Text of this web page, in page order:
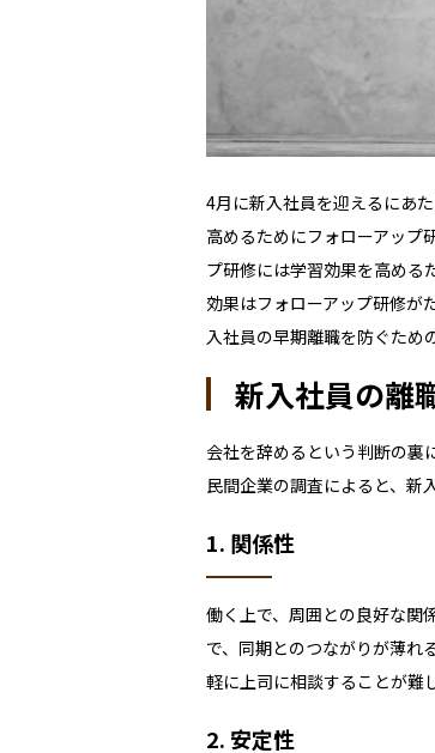
4月に新入社員を迎えるにあ
高めるためにフォローアップ
プ研修には学習効果を高める
効果はフォローアップ研修が
入社員の早期離職を防ぐため
新入社員の離
会社を辞めるという判断の裏
民間企業の調査によると、新
1. 関係性
働く上で、周囲との良好な関
で、同期とのつながりが薄れ
軽に上司に相談することが難
2. 安定性